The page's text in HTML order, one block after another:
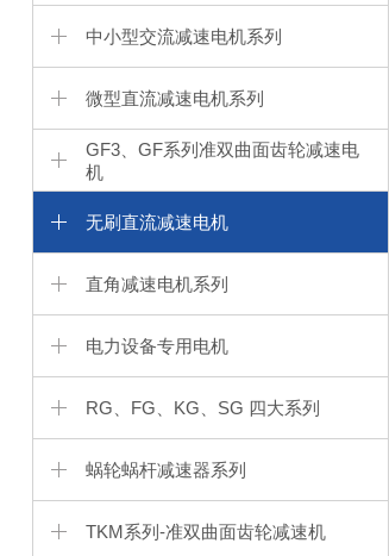
中小型交流减速电机系列
微型直流减速电机系列
GF3、GF系列准双曲面齿轮减速电
机
无刷直流减速电机
直角减速电机系列
电力设备专用电机
RG、FG、KG、SG 四大系列
蜗轮蜗杆减速器系列
TKM系列-准双曲面齿轮减速机